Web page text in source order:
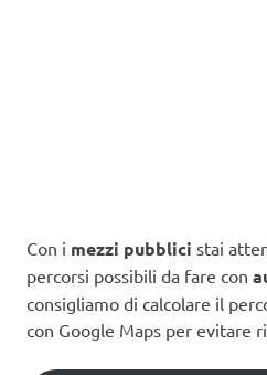
Con i mezzi pubblici stai
percorsi possibili da fare con
consigliamo di calcolare il
con Google Maps per evitare